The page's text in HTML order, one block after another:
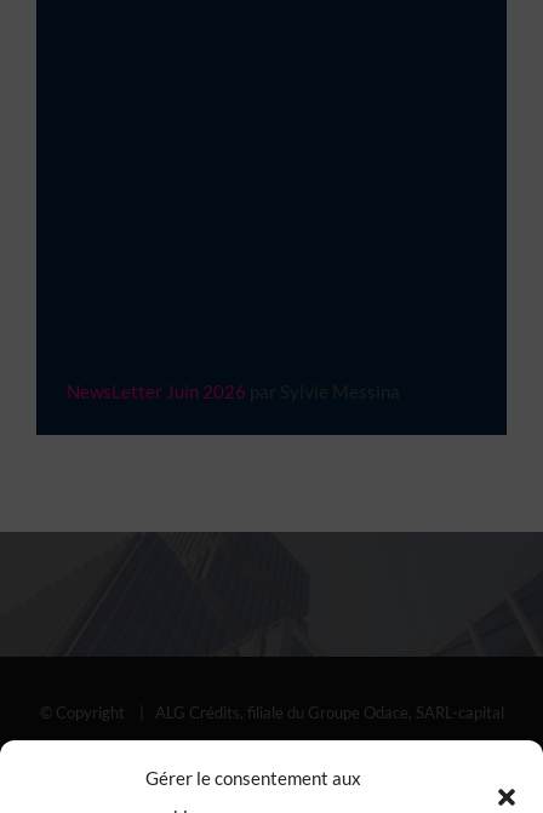
Gérer le consentement aux
NewsLetter Juin 2026 par Sylvie Messina
© Copyright
| ALG Crédits, filiale du Groupe Odace, SARL-capital
av.de la Libération -33700 Mérignac – Mandataire non exclusif en